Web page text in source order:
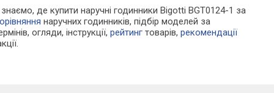
де купити наручні годинники Bigotti BGT0124-1 за
наручних годинників, підбір моделей за
огляди, інструкції,рейтинг товарів,рекомендації